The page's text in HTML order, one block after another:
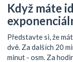
Když máte
Představte si, že
dvě. Za dalších 20
minut - osm. Za